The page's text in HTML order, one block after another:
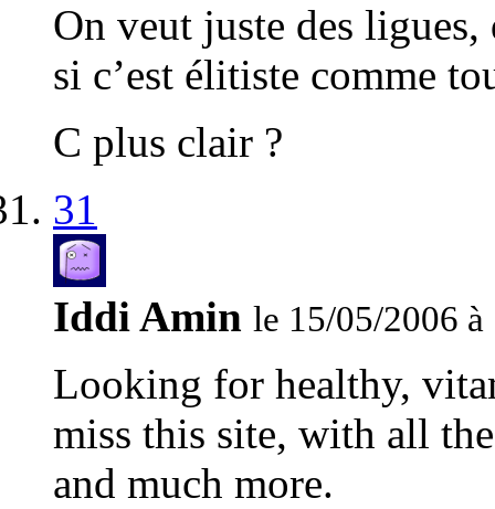
On veut juste des ligues,
si c’est élitiste comme
C plus clair ?
31
Iddi Amin le 15/05/2006 à
Looking for healthy,
miss this site, with all
and much more.